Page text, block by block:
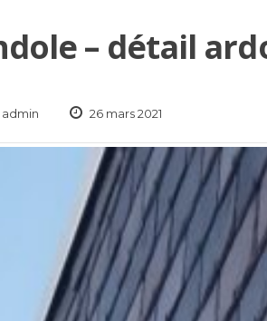
– détail
admin 26 mars 2021